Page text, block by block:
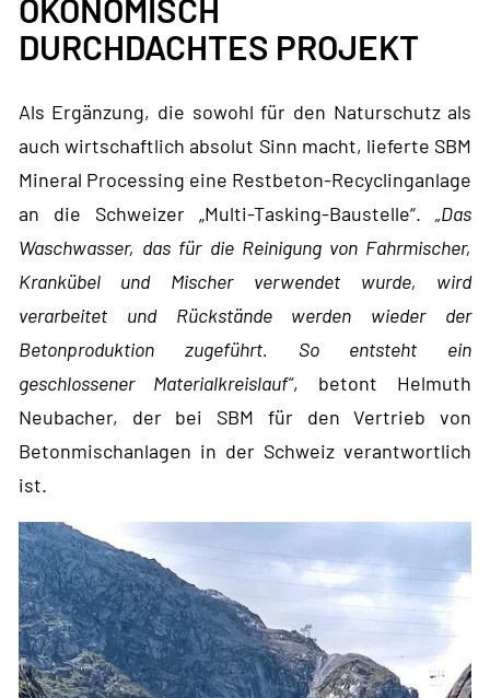
ÖKONOMISCH
DURCHDACHTES PROJEKT
Als Ergänzung, die sowohl für den Naturschutz als
auch wirtschaftlich absolut Sinn macht, lieferte SBM
Mineral Processing eine Restbeton-Recyclinganlage
an die Schweizer „Multi-Tasking-Baustelle“.„Das
Waschwasser, das für die Reinigung von Fahrmischer,
Krankübel und Mischer verwendet wurde, wird
verarbeitet und Rückstände werden wieder der
Betonproduktion zugeführt. So entsteht ein
geschlossener Materialkreislauf“, betont Helmuth
Neubacher, der bei SBM für den Vertrieb von
Betonmischanlagen in der Schweiz verantwortlich
ist.